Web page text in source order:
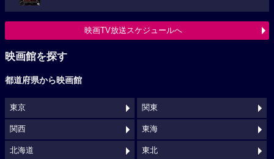
映画TV放送スケジュールへ
映画館を探す
都道府県から映画館
東京 関東
関西 東海
北海道 東北